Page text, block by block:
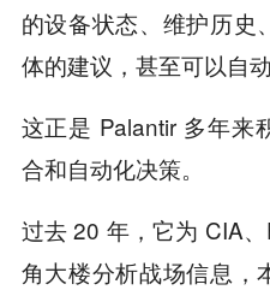
的设备状态、维护历史
体的建议，甚至可以自
这正是 Palantir 多年来
合和自动化决策。
过去 20 年，它为 CIA
角大楼分析战场信息，